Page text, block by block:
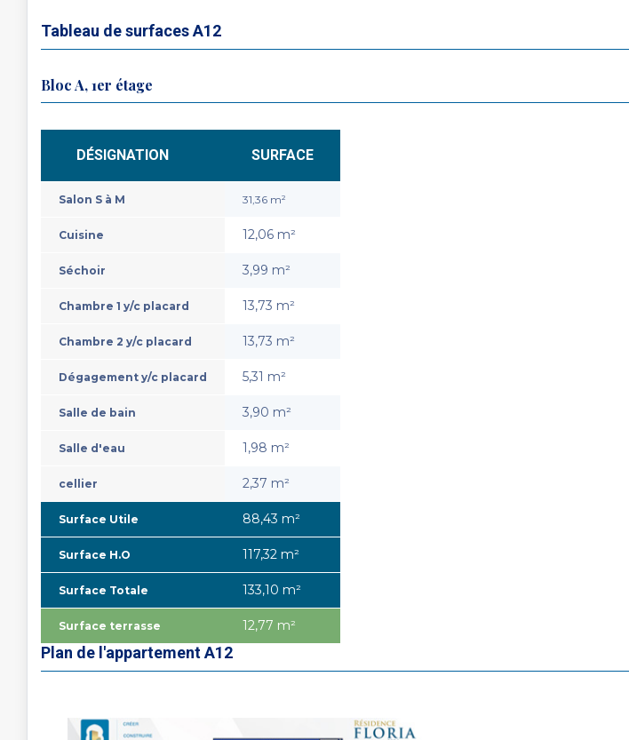
Tableau de surfaces A12
Bloc A, 1er étage
DÉSIGNATION SURFACE
Salon S à M 31,36 m²
Cuisine 12,06 m²
Séchoir 3,99 m²
Chambre 1 y/c placard 13,73 m²
Chambre 2 y/c placard 13,73 m²
Dégagement y/c placard 5,31 m²
Salle de bain 3,90 m²
Salle d'eau 1,98 m²
cellier 2,37 m²
Surface Utile 88,43 m²
Surface H.O 117,32 m²
Surface Totale 133,10 m²
Surface terrasse 12,77 m²
Plan de l'appartement A12